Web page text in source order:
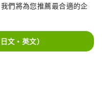
們將為您推薦最合適的企
文・英文）